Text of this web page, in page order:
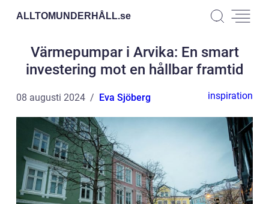
ALLTOMUNDERHÅLL.se
Värmepumpar i Arvika: En smart
investering mot en hållbar framtid
08 augusti 2024 Eva Sjöberg inspiration